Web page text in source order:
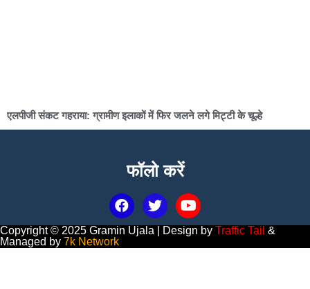
एलपीजी संकट गहराया: ग्रामीण इलाकों में फिर जलने लगे मिट्टी के चूल्हे
फॉलो करें
Copyright © 2025 Gramin Ujala | Design by Traffic Tail &
Managed by 7k Network